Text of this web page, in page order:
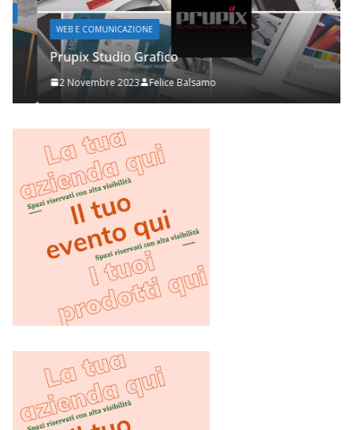
WEB E COMUNICAZIONE
Prupix Studio Grafico
2 Novembre 2023 Felice Balsamo